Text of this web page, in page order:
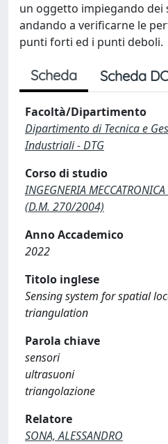
un oggetto impiegando dei
andando a verificarne le
punti forti ed i punti deboli.
Scheda Scheda DC
Facoltà/Dipartimento
Dipartimento di Tecnica e
Industriali - DTG
Corso di studio
INGEGNERIA
(D.M. 270/2004)
Anno Accademico
2022
Titolo inglese
Sensing system for spatial
triangulation
Parola chiave
sensori
ultrasuoni
triangolazione
Relatore
SONA, ALESSANDRO